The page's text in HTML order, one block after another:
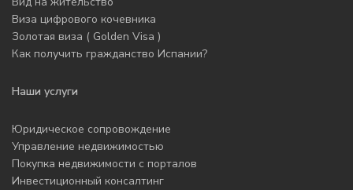
Виза цифрового кочевника
Золотая виза ( Golden Visa )
Как получить гражданство Испании?
Наши услуги
Юридическое сопровождение
Управление недвижимостью
Покупка недвижимости с порталов
Инвестиционный консалтинг